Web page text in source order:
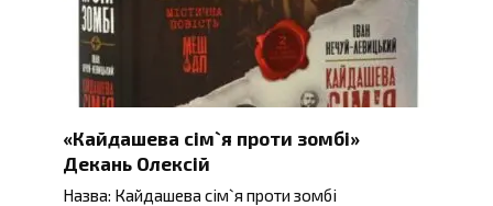
«Кайдашева сім`я проти зомбі»
Декань Олексій
Назва: Кайдашева сім`я проти зомбі